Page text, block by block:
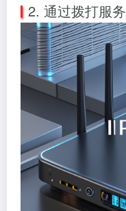
2. 通过拨打服务